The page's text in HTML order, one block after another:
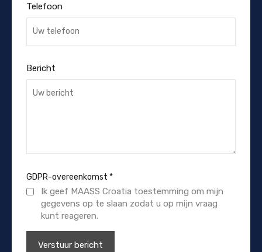
Telefoon
Bericht
GDPR-overeenkomst *
Ik geef MAASS Croatia toestemming om mijn
gegevens op te slaan zodat u op mijn vraag
kunt reageren.